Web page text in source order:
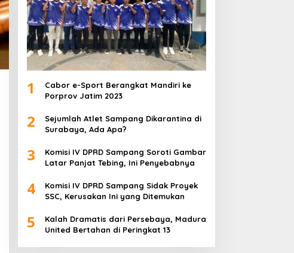
1
Cabor e-Sport Berangkat Mandiri ke
Porprov Jatim 2023
2
Sejumlah Atlet Sampang Dikarantina di
Surabaya, Ada Apa?
3
Komisi IV DPRD Sampang Soroti Gambar
Latar Panjat Tebing, Ini Penyebabnya
4
Komisi IV DPRD Sampang Sidak Proyek
SSC, Kerusakan Ini yang Ditemukan
5
Kalah Dramatis dari Persebaya, Madura
United Bertahan di Peringkat 13